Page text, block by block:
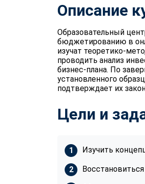
Описание
Образовательный
бюджетированию в
изучат теоретико-
проводить анализ
бизнес-плана. По
установленного
подтверждает их
Цели и
Изучить